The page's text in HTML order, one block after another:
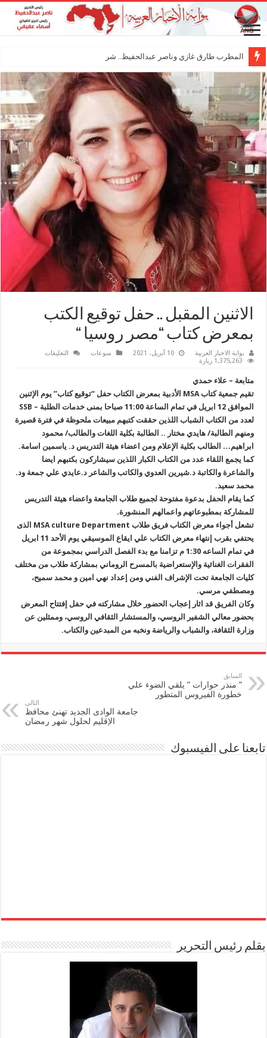
المطرب طارق غازي وناصر عبدالحفيظ.. شراكة فنية ترس
الاثنين المقبل .. حفل توقيع الكتب
بمعرض كتاب “مصر روسيا “
بوابة الاخبار العربية 10 أبريل، 2021 منوعات التعليقات
توقيع
الكتب
بمعرض
“مصر
“
مغلقة
1,375,263 زيارة
متابعة – علاء حمدي
تقيم جمعية كتاب MSA الأدبية بمعرض الكتاب حفل “توقيع كتاب” يوم الإثنين
الموافق 12 ابريل في تمام الساعة 11:00 صباحا بمنى خدمات الطلبة – SSB
لعدد من الكتاب الشباب اللذين حققت كتبهم مبيعات ملحوظة في فترة قصيرة
ومنهم الطالبة/ هايدي مختار .. الطالبة بكلية اللغات والطالب/ محمود
ابراهيم… الطالب بكلية الإعلام ومن اعضاء هيئة التدريس د. ياسمين اسامة.
كما يجمع اللقاء عدد من الكتاب الكبار اللذين سيشاركون بكتبهم ايضا
والشاعرة والكاتبة د.شيرين العدوي والكاتب والشاعر د.عايدي علي جمعة ود.
محمد سعيد.
كما يقام الحفل بدعوة مفتوحة لجميع طلاب الجامعة واعضاء هيئة التدريس
للمشاركة بمطبوعاتهم واعمالهم المنشورة.
تشعل أجواء معرض الكتاب فريق طلاب MSA culture Department الذى
يحتفي بقرب إنتهاء معرض الكتاب علي ايقاع الموسيقي يوم الأحد 11 ابريل
في تمام الساعه 1:30 م تزامنا مع بدء الفصل الدراسي بمجموعة من
الفقرات الغنائية والإستعراضية بالمسرح الروماني بمشاركة طلاب من مختلف
كليات الجامعة تحت الإشراف الفني ومن إعداد نهي امين و محمد سميح،
ومصطفي مرسي.
وكان الفريق قد اثار إعجاب الحضور خلال مشاركته في حفل إفتتاح المعرض
بحضور معالي الشفير الروسي، والمستشار الثقافي الروسي، وممثلين عن
وزارة الثقافة، والشباب والرياضة ونخبه من المبدعين والكتاب.
السابق
” منذر حوارات ” يلقي الضوء علي
خطورة الفيروس المتطور
التالي
جامعة الوادى الجديد تهنئ محافظ
الإقليم لحلول شهر رمضان
تابعنا على الفيسبوك
بقلم رئيس التحرير